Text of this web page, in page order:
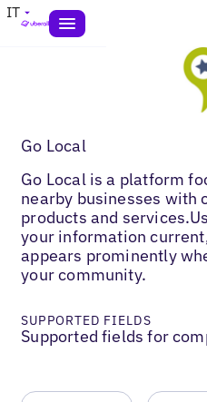
IT
Go Local
Go Local is a platform
nearby businesses with
products and
your information
appears prominently
your community.
SUPPORTED FIELDS
Supported fields for